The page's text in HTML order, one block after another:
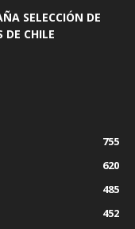
SELECCIÓN DE
DE CHILE
755
620
485
452